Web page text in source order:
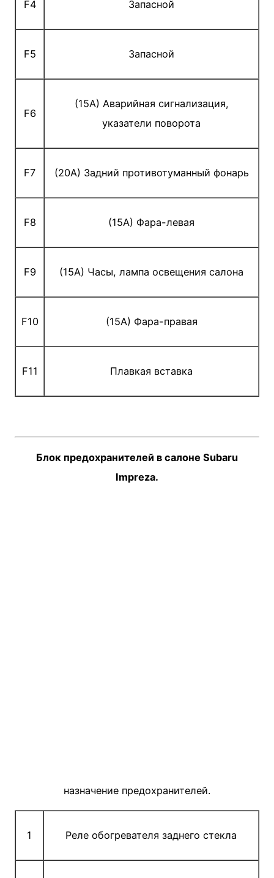
F4 Запасной
F5 Запасной
F6
(15A) Аварийная сигнализация,
указатели поворота
F7 (20A) Задний противотуманный фонарь
F8 (15A) Фара-левая
F9 (15A) Часы, лампа освещения салона
F10 (15A) Фара-правая
F11 Плавкая вставка
Блок предохранителей в салоне Subaru
Impreza.
назначение предохранителей.
1 Реле обогревателя заднего стекла